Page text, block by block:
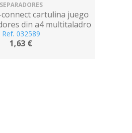
SEPARADORES
cartulina juego
din a4 multitaladro
Ref. 032589
1,63 €